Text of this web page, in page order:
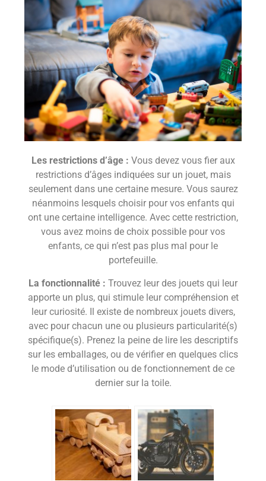
Les restrictions d’âge : Vous devez vous fier aux
restrictions d’âges indiquées sur un jouet, mais
seulement dans une certaine mesure. Vous saurez
néanmoins lesquels choisir pour vos enfants qui
ont une certaine intelligence. Avec cette restriction,
vous avez moins de choix possible pour vos
enfants, ce qui n’est pas plus mal pour le
portefeuille.
La fonctionnalité : Trouvez leur des jouets qui leur
apporte un plus, qui stimule leur compréhension et
leur curiosité. Il existe de nombreux jouets divers,
avec pour chacun une ou plusieurs particularité(s)
spécifique(s). Prenez la peine de lire les descriptifs
sur les emballages, ou de vérifier en quelques clics
le mode d’utilisation ou de fonctionnement de ce
dernier sur la toile.